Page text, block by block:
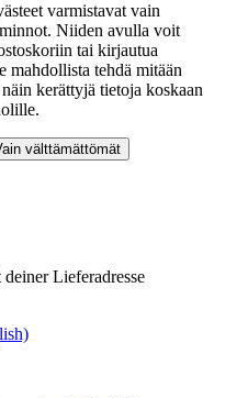
varmistavat vain
Niiden avulla voit
tai kirjautua
mahdollista tehdä mitään
kerättyjä tietoja koskaan
välttämättömät
deiner Lieferadresse